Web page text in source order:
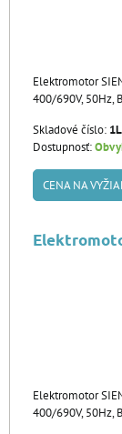
Elektromotor
400/690V, 50Hz,
Skladové číslo:
Dostupnosť:
CENA NA
Elektromotor
400/690V, 50Hz,